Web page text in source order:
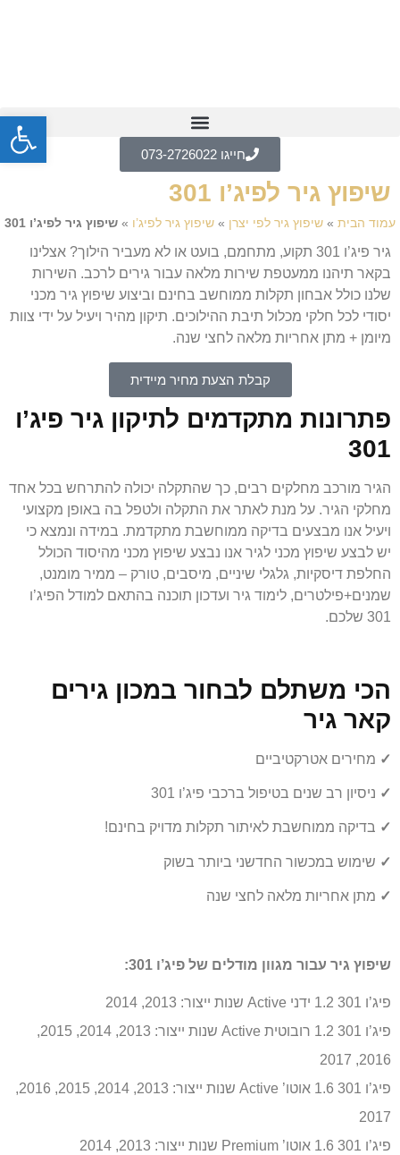
חייגו 073-2726022
שיפוץ גיר לפיג’ו 301
עמוד הבית » שיפוץ גיר לפי יצרן » שיפוץ גיר לפיג’ו » שיפוץ גיר לפיג’ו 301
גיר פיג’ו 301 תקוע, מתחמם, בועט או לא מעביר הילוך? אצלינו
בקאר תיהנו ממעטפת שירות מלאה עבור גירים לרכב. השירות
שלנו כולל אבחון תקלות ממוחשב בחינם וביצוע שיפוץ גיר מכני
יסודי לכל חלקי מכלול תיבת ההילוכים. תיקון מהיר ויעיל על ידי צוות
מיומן + מתן אחריות מלאה לחצי שנה.
קבלת הצעת מחיר מיידית
פתרונות מתקדמים לתיקון גיר פיג’ו
301
הגיר מורכב מחלקים רבים, כך שהתקלה יכולה להתרחש בכל אחד
מחלקי הגיר. על מנת לאתר את התקלה ולטפל בה באופן מקצועי
ויעיל אנו מבצעים בדיקה ממוחשבת מתקדמת. במידה ונמצא כי
יש לבצע שיפוץ מכני לגיר אנו נבצע שיפוץ מכני מהיסוד הכולל
החלפת דיסקיות, גלגלי שיניים, מיסבים, טורק – ממיר מומנט,
שמנים+פילטרים, לימוד גיר ועדכון תוכנה בהתאם למודל הפיג’ו
301 שלכם.
הכי משתלם לבחור במכון גירים
קאר גיר
✓ מחירים אטרקטיביים
✓ ניסיון רב שנים בטיפול ברכבי פיג’ו 301
✓ בדיקה ממוחשבת לאיתור תקלות מדויק בחינם!
✓ שימוש במכשור החדשני ביותר בשוק
✓ מתן אחריות מלאה לחצי שנה
שיפוץ גיר עבור מגוון מודלים של פיג’ו 301:
פיג’ו 301 1.2 ידני Active שנות ייצור: 2013, 2014
פיג’ו 301 1.2 רובוטית Active שנות ייצור: 2013, 2014, 2015,
2016, 2017
פיג’ו 301 1.6 אוטו’ Active שנות ייצור: 2013, 2014, 2015, 2016,
2017
פיג’ו 301 1.6 אוטו’ Premium שנות ייצור: 2013, 2014